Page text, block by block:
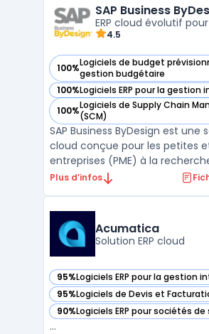
facturation, la gestion des
les achats. Grâce ...
SAP Business
ERP cloud évolutif pour
4.5
100%Logiciels de budget
gestion budgétaire
— voir SAP Business ByDesign
100%Logiciels ERP pour la gestion
— voir SAP Business ByDesign
100%Logiciels de Supply Chain
(SCM)
— voir SAP Business ByDesign
SAP Business ByDesign est une
cloud conçue pour les petites
entreprises (PME) à la
intégré et évolutif pour gérer
permet de centraliser des
tels q ...
Plus d’infos
Acumatica
Solution ERP cloud
95%Logiciels ERP pour la gestion
— voir Acumatica dans cette
95%Logiciels de Devis et
— voir Acumatica dans cette
90%Logiciels ERP pour sociétés de
— voir Acumatica dans cette
...